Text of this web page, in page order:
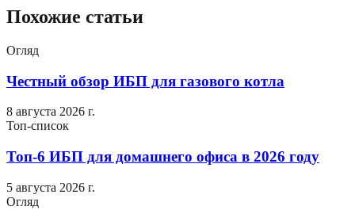
Похожие статьи
Огляд
Честный обзор ИБП для газового котла
8 августа 2026 г.
Топ-список
Топ-6 ИБП для домашнего офиса в 2026 году
5 августа 2026 г.
Огляд